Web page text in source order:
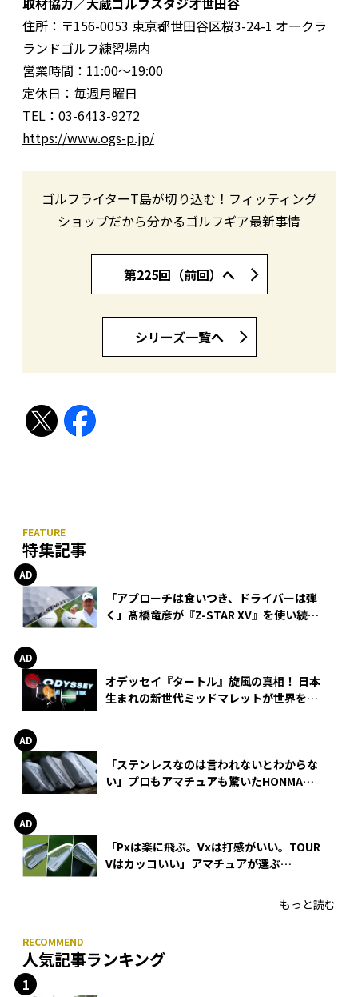
住所：〒156-0053 東京都世田谷区桜3-24-1 オークラ
ランドゴルフ練習場内
営業時間：11:00〜19:00
定休日：毎週月曜日
TEL：03-6413-9272
https://www.ogs-p.jp/
ゴルフライターT島が切り込む！フィッティング
ショップだから分かるゴルフギア最新事情
第225回（前回）へ
シリーズ一覧へ
特集記事
「アプローチは食いつき、ドライバーは弾
く」髙橋竜彦が『Z-STAR XV』を使い続け
オデッセイ『タートル』旋風の真相！ 日本
生まれの新世代ミッドマレットが世界を席
「ステンレスなのは言われないとわからな
い」プロもアマチュアも驚いたHONMA
「Pxは楽に飛ぶ。Vxは打感がいい。TOUR
Vはカッコいい」アマチュアが選ぶ
もっと読む
人気記事ランキング